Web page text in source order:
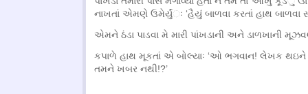
નાખતાં એમણે ઉમેર્યુંંઃ ‘હૈયું બાળવા કરતાં હાથ બાળવા
એમને ઠંડા પાડવા મે મારી પાંખડાની અને ડાળખાની
કપાળે હાથ મૂકતાં એ બોલ્યાઃ ‘ઓ ભગવાન! લેખક થઇને
તમને ખબર નથી!?’